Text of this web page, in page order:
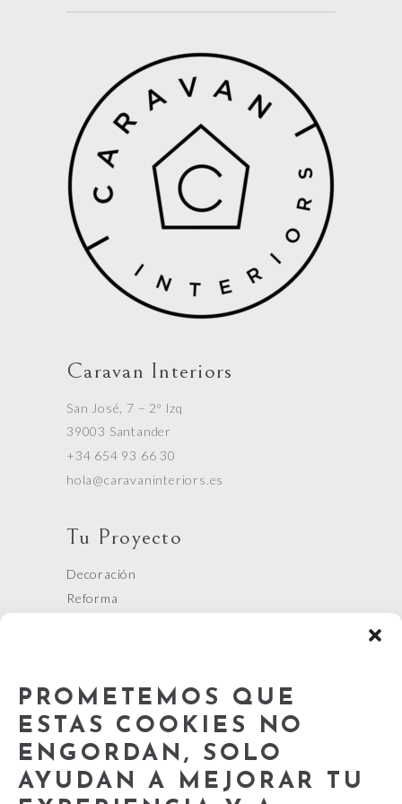
PROMETEMOS QUE
ESTAS COOKIES NO
ENGORDAN, SOLO
AYUDAN A MEJORAR TU
Caravan Interiors
San José, 7 – 2º Izq
39003 Santander
+34 654 93 66 30
hola@caravaninteriors.es
Tu Proyecto
Decoración
Reforma
Cursos
Nuestros Cursos
Términos y Condiciones